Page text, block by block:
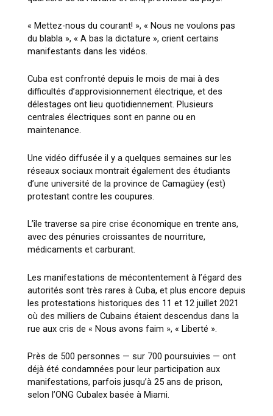
« Mettez-nous du courant! », « Nous ne voulons pas
du blabla », « A bas la dictature », crient certains
manifestants dans les vidéos.
Cuba est confronté depuis le mois de mai à des
difficultés d’approvisionnement électrique, et des
délestages ont lieu quotidiennement. Plusieurs
centrales électriques sont en panne ou en
maintenance.
Une vidéo diffusée il y a quelques semaines sur les
réseaux sociaux montrait également des étudiants
d’une université de la province de Camagüey (est)
protestant contre les coupures.
L’île traverse sa pire crise économique en trente ans,
avec des pénuries croissantes de nourriture,
médicaments et carburant.
Les manifestations de mécontentement à l’égard des
autorités sont très rares à Cuba, et plus encore depuis
les protestations historiques des 11 et 12 juillet 2021
où des milliers de Cubains étaient descendus dans la
rue aux cris de « Nous avons faim », « Liberté ».
Près de 500 personnes — sur 700 poursuivies — ont
déjà été condamnées pour leur participation aux
manifestations, parfois jusqu’à 25 ans de prison,
selon l’ONG Cubalex basée à Miami.